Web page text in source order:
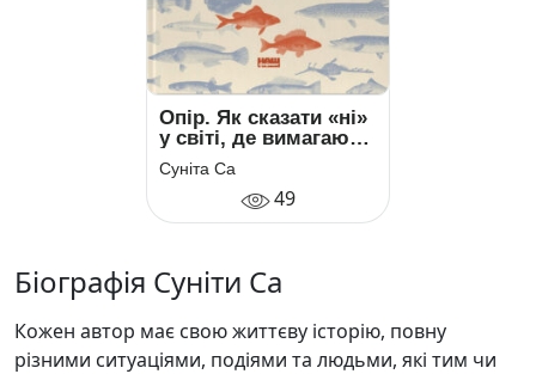
Опір. Як сказати «ні»
у світі, де вимагають
«так»
Суніта Са
49
Біографія Суніти Са
Кожен автор має свою життєву історію, повну
різними ситуаціями, подіями та людьми, які тим чи